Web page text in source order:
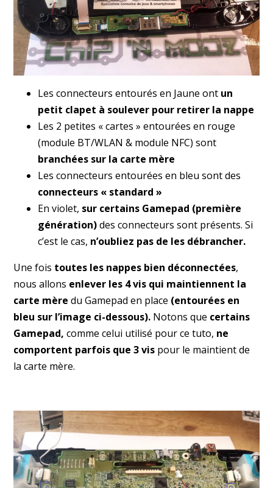
Les connecteurs entourés en Jaune ont un
petit clapet à soulever pour retirer la nappe
Les 2 petites « cartes » entourées en rouge
(module BT/WLAN & module NFC) sont
branchées sur la carte mère
Les connecteurs entourées en bleu sont des
connecteurs « standard »
En violet, sur certains Gamepad (première
génération)des connecteurs sont présents. Si
c’est le cas, n’oubliez pas de les débrancher.
Une fois toutes les nappes bien déconnectées,
nous allons enlever les 4 vis qui maintiennent la
carte mère du Gamepad en place (entourées en
bleu sur l’image ci-dessous).Notons que certains
Gamepad, comme celui utilisé pour ce tuto, ne
comportent parfois que 3 vispour le maintient de
la carte mère.